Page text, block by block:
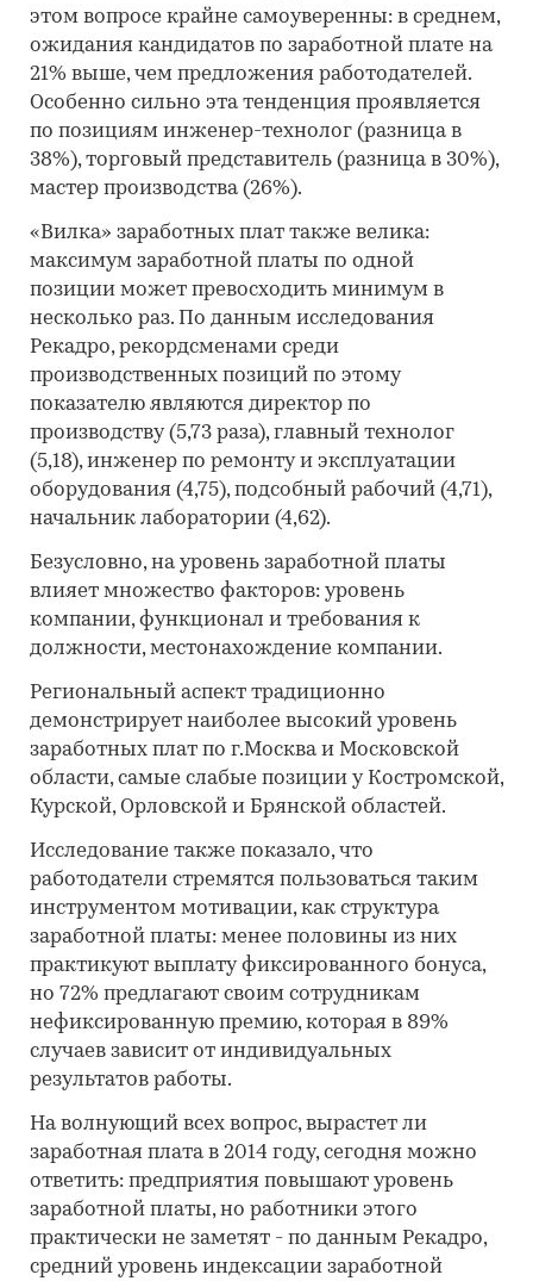
этом вопросе крайне самоуверенны: в среднем,
ожидания кандидатов по заработной плате на
21% выше, чем предложения работодателей.
Особенно сильно эта тенденция проявляется
по позициям инженер-технолог (разница в
38%), торговый представитель (разница в 30%),
мастер производства (26%).
«Вилка» заработных плат также велика:
максимум заработной платы по одной
позиции может превосходить минимум в
несколько раз. По данным исследования
Рекадро, рекордсменами среди
производственных позиций по этому
показателю являются директор по
производству (5,73 раза), главный технолог
(5,18), инженер по ремонту и эксплуатации
оборудования (4,75), подсобный рабочий (4,71),
начальник лаборатории (4,62).
Безусловно, на уровень заработной платы
влияет множество факторов: уровень
компании, функционал и требования к
должности, местонахождение компании.
Региональный аспект традиционно
демонстрирует наиболее высокий уровень
заработных плат по г.Москва и Московской
области, самые слабые позиции у Костромской,
Курской, Орловской и Брянской областей.
Исследование также показало, что
работодатели стремятся пользоваться таким
инструментом мотивации, как структура
заработной платы: менее половины из них
практикуют выплату фиксированного бонуса,
но 72% предлагают своим сотрудникам
нефиксированную премию, которая в 89%
случаев зависит от индивидуальных
результатов работы.
На волнующий всех вопрос, вырастет ли
заработная плата в 2014 году, сегодня можно
ответить: предприятия повышают уровень
заработной платы, но работники этого
практически не заметят - по данным Рекадро,
средний уровень индексации заработной